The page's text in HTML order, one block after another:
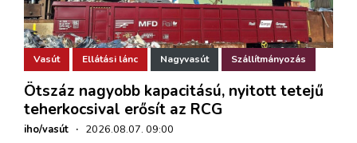
Vasút Ellátási lánc Nagyvasút Szállítmányozás
Ötszáz nagyobb kapacitású, nyitott tetejű
teherkocsival erősít az RCG
iho/vasút · 2026.08.07. 09:00